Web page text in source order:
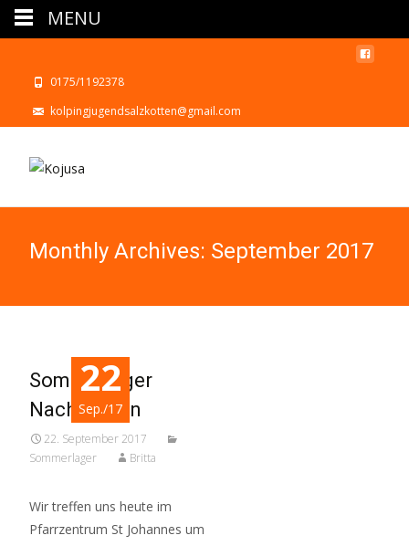
0175/1192378
kolpingjugendsalzkotten@gmail.com
Monthly Archives: September 2017
22
Sep./17
Sommerlager
Nachtreffen
22. September 2017
Sommerlager
Britta
Wir treffen uns heute im
Pfarrzentrum St Johannes um
MENU